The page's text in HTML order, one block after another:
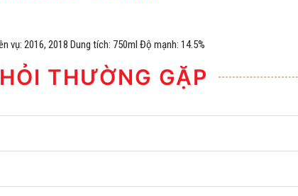
vụ: 2016, 2018 Dung tích: 750ml Độ mạnh: 14.5%
THƯỜNG GẶP